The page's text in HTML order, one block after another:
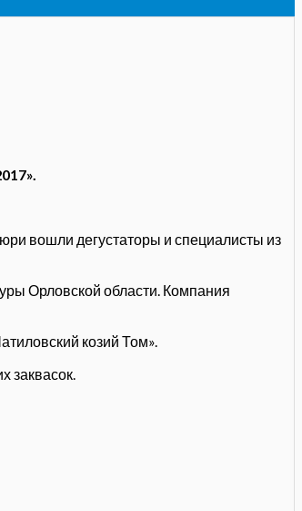
вошли дегустаторы и специалисты из
Орловской области. Компания
козий Том».
заквасок.